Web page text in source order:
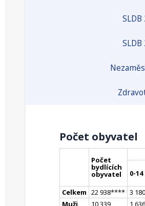
SLDB
SLDB
Počet obyvatel
Počet
bydlících
obyvatel 0-
Celkem 22 938**** 3 180
Muži
10 339 1 636